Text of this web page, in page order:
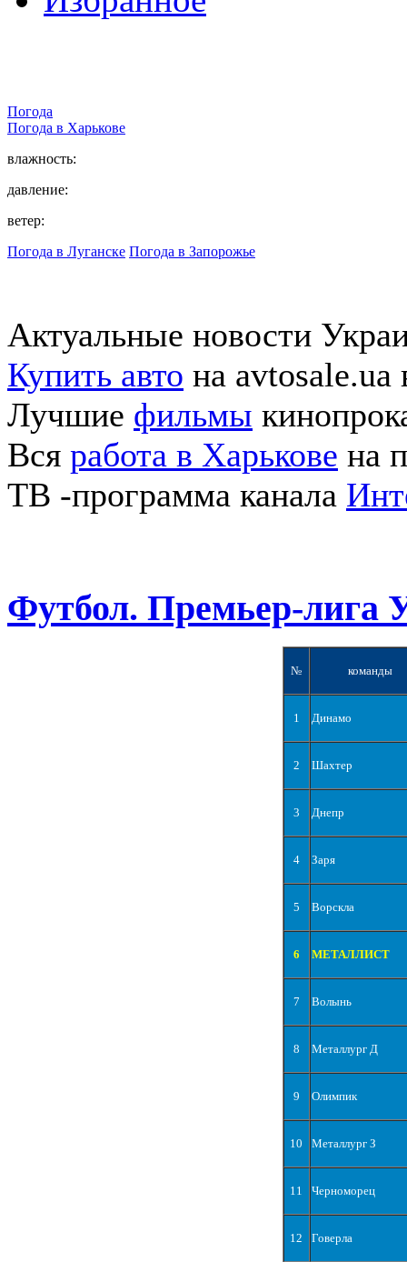
Погода
Погода в Харькове
влажность:
давление:
ветер:
Погода в Луганске Погода в Запорожье
Актуальные новости
Купить авто на avtosale.ua
Лучшие фильмы
Вся работа в Харькове на
ТВ -программа канала
Футбол. Премьер-лига
№ команды
1 Динамо
2 Шахтер
3 Днепр
4 Заря
5 Ворскла
6 МЕТАЛЛИСТ
7 Волынь
8 Металлург Д
9 Олимпик
10 Металлург З
11 Черноморец
12 Говерла